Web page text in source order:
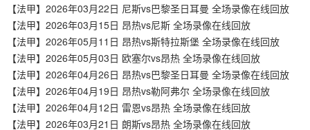
【法甲】2026年03月22日 尼斯vs巴黎圣日耳曼 全场录像在线回放
【法甲】2026年03月15日 昂热vs尼斯 全场录像在线回放
【法甲】2026年05月11日 昂热vs斯特拉斯堡 全场录像在线回放
【法甲】2026年05月03日 欧塞尔vs昂热 全场录像在线回放
【法甲】2026年04月26日 昂热vs巴黎圣日耳曼 全场录像在线回放
【法甲】2026年04月19日 昂热vs勒阿弗尔 全场录像在线回放
【法甲】2026年04月12日 雷恩vs昂热 全场录像在线回放
【法甲】2026年03月21日 朗斯vs昂热 全场录像在线回放